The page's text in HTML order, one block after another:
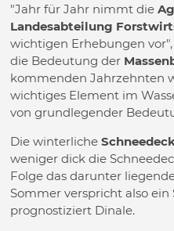
"Jahr für Jahr nimmt die
Landesabteilung
wichtigen Erhebungen
die Bedeutung der
kommenden Jahrzehnten
wichtiges Element im
von grundlegender
Die winterliche
weniger dick die
Folge das darunter
Sommer verspricht also
prognostiziert Dinale.